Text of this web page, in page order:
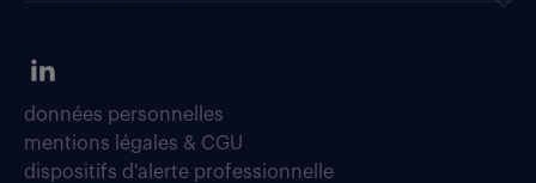
données personnelles
mentions légales & CGU
dispositifs d'alerte professionnelle